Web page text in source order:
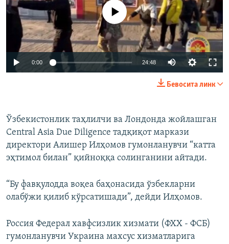
720p 1080p
Айни дамда медиа-манба мавжуд эмас
0:00 24:48
720p
1080p
Бевосита линк
Ўзбекистонлик таҳлилчи ва Лондонда жойлашган
Central Asia Due Diligence тадқиқот маркази
директори Алишер Илҳомов гумонланувчи “катта
эҳтимол билан” қийноққа солинганини айтади.
“Бу фавқулодда воқеа баҳонасида ўзбекларни
олабўжи қилиб кўрсатишади”, дейди Илҳомов.
Россия Федерал хавфсизлик хизмати (ФХХ - ФСБ)
гумонланувчи Украина махсус хизматларига